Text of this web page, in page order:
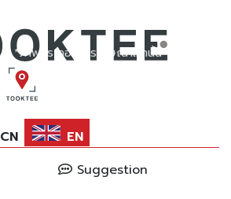
*ภาพประกอบการโฆษณาเท่านั้น
*ภาพประกอบการโฆษณาเท่านั้น
CN
EN
Suggestion